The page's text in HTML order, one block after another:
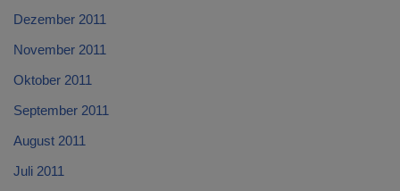
Dezember 2011
November 2011
Oktober 2011
September 2011
August 2011
Juli 2011